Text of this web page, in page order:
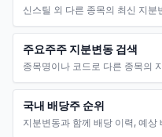
신스틸 외 다른 종목의 최신 지분
주요주주 지분변동 검색
종목명이나 코드로 다른 종목의
국내 배당주 순위
지분변동과 함께 배당 이력, 예상